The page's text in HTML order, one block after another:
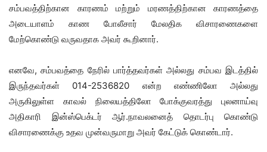
சம்பவத்திற்கான காரணம் மற்றும் மரணத்திற்கான காரணத்தை
அடையாளம் காண போலீசார் மேலதிக விசாரணைகளை
மேற்கொண்டு வருவதாக அவர் கூறினார்.
எனவே, சம்பவத்தை நேரில் பார்த்தவர்கள் அல்லது சம்பவ இடத்தில்
இருந்தவர்கள் 014-2536820 என்ற எண்ணிலோ அல்லது
அருகிலுள்ள காவல் நிலையத்திலோ போக்குவரத்து புலனாய்வு
அதிகாரி இன்ஸ்பெக்டர் ஆர்.நாவலனைத் தொடர்பு கொண்டு
விசாரணைக்கு உதவ முன்வருமாறு அவர் கேட்டுக் கொண்டார்.